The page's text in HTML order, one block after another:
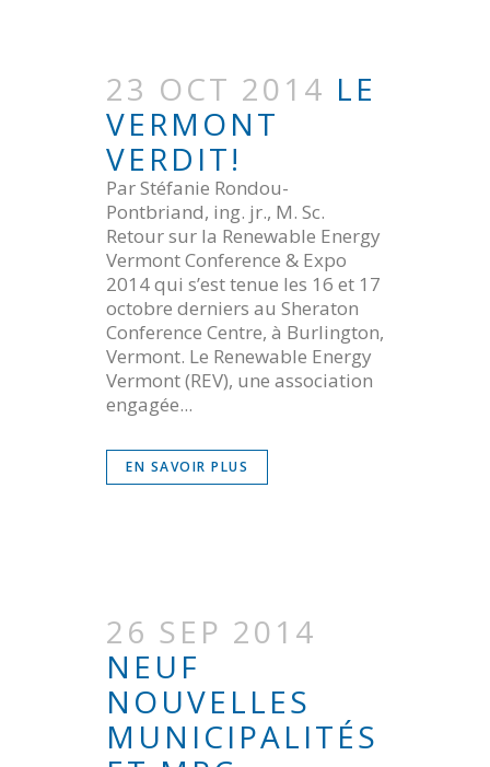
23 OCT 2014 LE
VERMONT
VERDIT!
Par Stéfanie Rondou-
Pontbriand, ing. jr., M. Sc.
Retour sur la Renewable Energy
Vermont Conference & Expo
2014 qui s’est tenue les 16 et 17
octobre derniers au Sheraton
Conference Centre, à Burlington,
Vermont. Le Renewable Energy
Vermont (REV), une association
engagée...
EN SAVOIR PLUS
26 SEP 2014
NEUF
NOUVELLES
MUNICIPALITÉS